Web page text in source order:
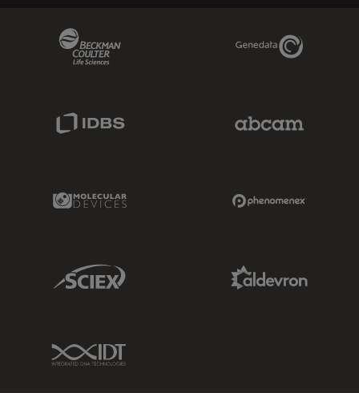
Genedata Link
Molecular Devices Link
Sciex Link
IDT Link